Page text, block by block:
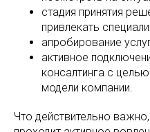
стадия принятия
привлекать
апробирование
активное
консалтинга с
модели компании.
Что действительно